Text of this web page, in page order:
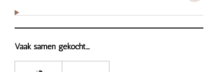
Vaak samen gekocht....